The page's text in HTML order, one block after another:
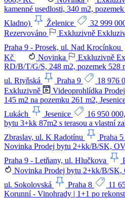
kamenné usedlosti, 340 m2,
Kladno)
Želenice 32 999
Rezervováno
Exkluzivně
Praha 9 - Prosek, ul. Nad Krocínkou
Kč
Novinka Exkluzivně
RD/B/T/G/S, 248 m2, pozemek 528
ul. Rtyňská
Praha 9 18 976
Exkluzivně
Videoprohlídka
145 m2 na pozemku 261 m2,
Lukách
Jesenice 16 950
bytu 3+kk 87m2 s terasou a vlastní
Zbraslav, ul. K Radotínu
Praha 5
Novinka Prodej bytu 2+kk/B/SK,
Praha 9 - Letňany, ul. Hlučkova
Novinka Prodej bytu 2+kk/B/SK,
ul. Sokolovská
Praha 8 11
Korunní - Vinohrady | 1+1 po